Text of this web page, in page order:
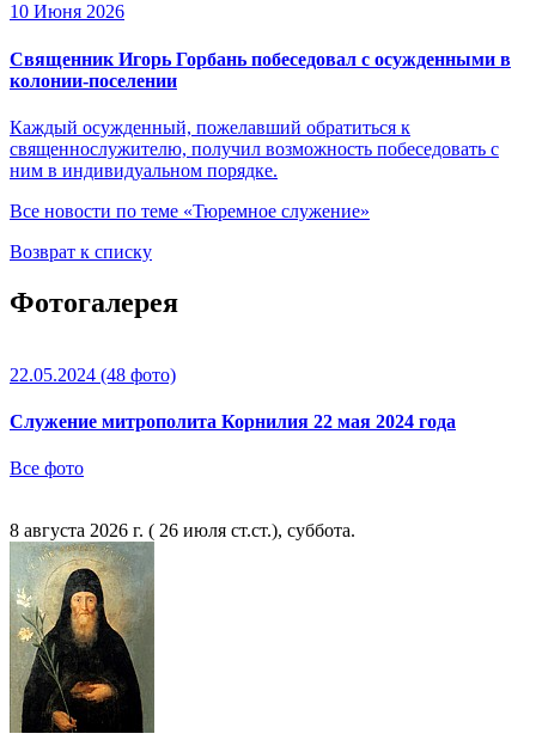
10 Июня 2026
Священник Игорь Горбань побеседовал с осужденными в
колонии-поселении
Каждый осужденный, пожелавший обратиться к
священнослужителю, получил возможность побеседовать с
ним в индивидуальном порядке.
Все новости по теме «Тюремное служение»
Возврат к списку
Фотогалерея
22.05.2024 (48 фото)
Служение митрополита Корнилия 22 мая 2024 года
Все фото
8 августа 2026 г. ( 26 июля ст.ст.), суббота.